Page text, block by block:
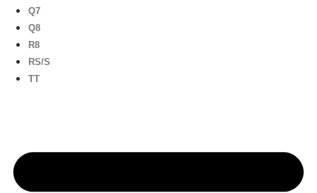
Q7
Q8
R8
RS/S
TT